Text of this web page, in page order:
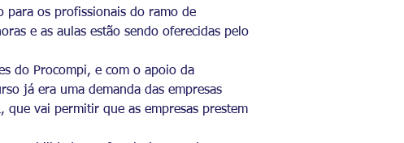
para os profissionais do ramo de
e as aulas estão sendo oferecidas pelo
do Procompi, e com o apoio da
já era uma demanda das empresas
que vai permitir que as empresas prestem